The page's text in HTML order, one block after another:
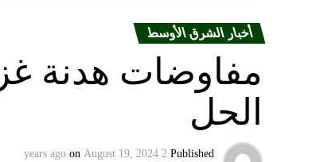
أخبار الشرق الأوسط
مفاوضات هدنة
الحل
Published
2 years ago
on August 19, 2024